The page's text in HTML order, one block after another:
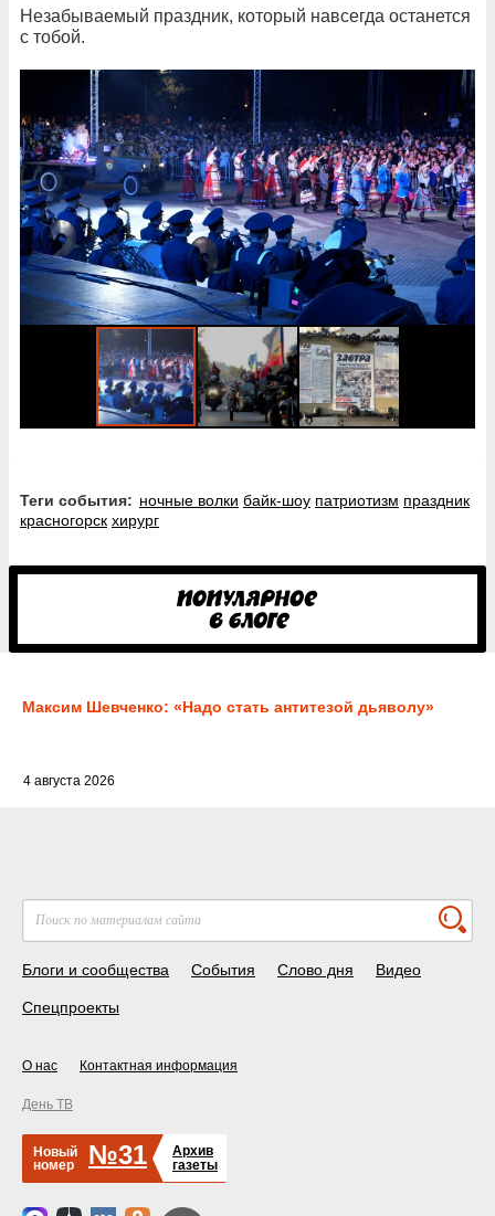
Незабываемый праздник, который навсегда останется
с тобой.
Теги события: ночные волки байк-шоу патриотизм праздник
красногорск хирург
Максим Шевченко: «Надо стать антитезой дьяволу»
4 августа 2026
Блоги и сообщества События Слово дня Видео
Спецпроекты
О нас Контактная информация
День ТВ
Новый
номер
№31
Архив
газеты